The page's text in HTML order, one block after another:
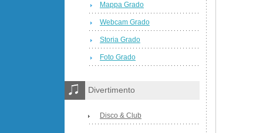
Mappa Grado
Webcam Grado
Storia Grado
Foto Grado
Divertimento
Disco & Club